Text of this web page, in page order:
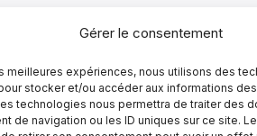
Gérer le consentement
meilleures expériences, nous utilisons des
stocker et/ou accéder aux informations
technologies nous permettra de traiter des
de navigation ou les ID uniques sur ce site.
cette semaine de Fruiterie Milano
nom de La Maisonnette des parents
familles, GRAZIE !